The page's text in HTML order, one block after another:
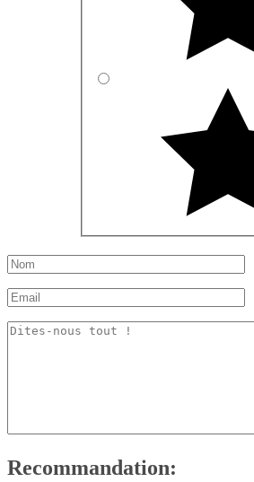
Recommandation: